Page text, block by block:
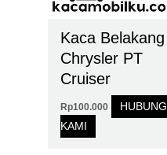
Kaca Belakang
Chrysler PT
Cruiser
Rp100.000
HUBUNGI
KAMI